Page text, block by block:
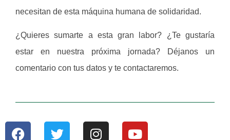
necesitan de esta máquina humana de solidaridad.
¿Quieres sumarte a esta gran labor? ¿Te gustaría
estar en nuestra próxima jornada? Déjanos un
comentario con tus datos y te contactaremos.